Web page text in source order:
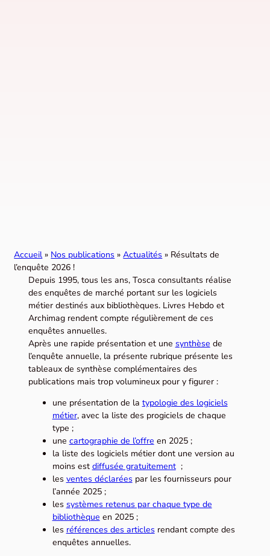
Accueil » Nos publications »Actualités » Résultats de
l’enquête 2026 !
Depuis 1995, tous les ans, Tosca consultants réalise
des enquêtes de marché portant sur les logiciels
métier destinés aux bibliothèques. Livres Hebdo et
Archimag rendent compte régulièrement de ces
enquêtes annuelles.
Après une rapide présentation et une synthèse de
l’enquête annuelle, la présente rubrique présente les
tableaux de synthèse complémentaires des
publications mais trop volumineux pour y figurer :
une présentation de la typologie des logiciels
métier, avec la liste des progiciels de chaque
type ;
une cartographie de l’offre en 2025 ;
la liste des logiciels métier dont une version au
moins est diffusée gratuitement;
les ventes déclarées par les fournisseurs pour
l’année 2025 ;
les systèmes retenus par chaque type de
bibliothèque en 2025 ;
les références des articles rendant compte des
enquêtes annuelles.